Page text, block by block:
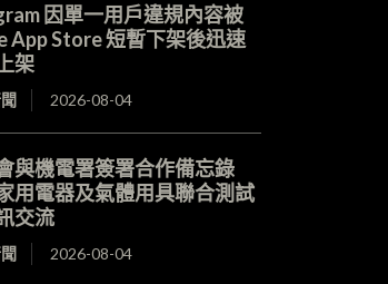
因單一用戶違規內容被
App Store 短暫下架後迅速
架
2026-08-04
與機電署簽署合作備忘錄
用電器及氣體用具聯合測試
交流
2026-08-04